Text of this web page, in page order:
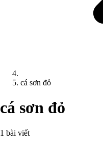
cá sơn đỏ
cá sơn đỏ
1 bài viết